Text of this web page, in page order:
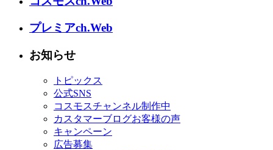
プレミアch.Web
お知らせ
トピックス
公式SNS
コスモスチャンネル制作中
カスタマーブログお客様の声
キャンペーン
広告募集